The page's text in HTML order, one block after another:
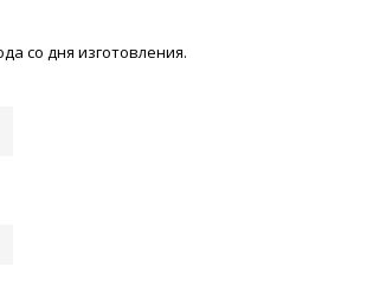
со дня изготовления.